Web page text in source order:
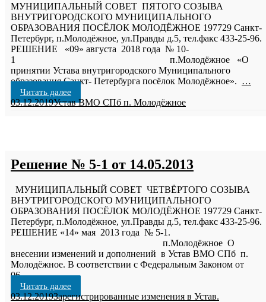
МУНИЦИПАЛЬНЫЙ СОВЕТ ПЯТОГО СОЗЫВА
ВНУТРИГОРОДСКОГО МУНИЦИПАЛЬНОГО
ОБРАЗОВАНИЯ ПОСЁЛОК МОЛОДЁЖНОЕ 197729 Санкт-
Петербург, п.Молодёжное, ул.Правды д.5, тел.факс 433-25-96.
РЕШЕНИЕ «09» августа 2018 года № 10-
1 п.Молодёжное «О
принятии Устава внутригородского Муниципального
образования Санкт- Петербурга посёлок Молодёжное». …
Читать далее
03.12.2019Устав ВМО СПб п. Молодёжное
Решение № 5-1 от 14.05.2013
МУНИЦИПАЛЬНЫЙ СОВЕТ ЧЕТВЁРТОГО СОЗЫВА
ВНУТРИГОРОДСКОГО МУНИЦИПАЛЬНОГО
ОБРАЗОВАНИЯ ПОСЁЛОК МОЛОДЁЖНОЕ 197729 Санкт-
Петербург, п.Молодёжное, ул.Правды д.5, тел.факс 433-25-96.
РЕШЕНИЕ «14» мая 2013 года № 5-1.
п.Молодёжное О
внесении изменений и дополнений в Устав ВМО СПб п.
Молодёжное. В соответствии с Федеральным Законом от
06…
Читать далее
03.12.2019Зарегистрированные изменения в Устав.